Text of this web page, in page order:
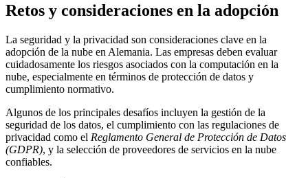
Retos y consideraciones en la adopción
La seguridad y la privacidad son consideraciones clave en la
adopción de la nube en Alemania. Las empresas deben evaluar
cuidadosamente los riesgos asociados con la computación en la
nube, especialmente en términos de protección de datos y
cumplimiento normativo.
Algunos de los principales desafíos incluyen la gestión de la
seguridad de los datos, el cumplimiento con las regulaciones de
privacidad como el Reglamento General de Protección de Datos
(GDPR), y la selección de proveedores de servicios en la nube
confiables.